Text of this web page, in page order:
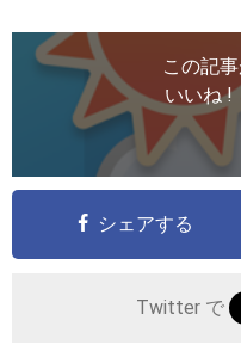
この記
いいね !
シェアする
Twitter で